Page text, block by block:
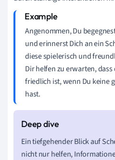
Angenommen, Du
und erinnerst Dich an ein
diese spielerisch und
Dir helfen zu erwarten,
friedlich ist, wenn Du keine
hast.
Ein tiefgehender Blick auf
nicht nur helfen,